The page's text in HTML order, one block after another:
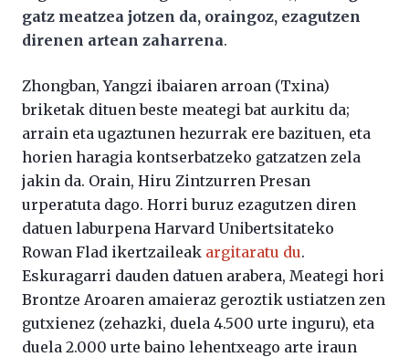
gatz meatzea jotzen da, oraingoz, ezagutzen
direnen artean zaharrena.
Zhongban, Yangzi ibaiaren arroan (Txina)
briketak dituen beste meategi bat aurkitu da;
arrain eta ugaztunen hezurrak ere bazituen, eta
horien haragia kontserbatzeko gatzatzen zela
jakin da. Orain, Hiru Zintzurren Presan
urperatuta dago. Horri buruz ezagutzen diren
datuen laburpena Harvard Unibertsitateko
Rowan Flad ikertzaileak argitaratu du.
Eskuragarri dauden datuen arabera, Meategi hori
Brontze Aroaren amaieraz geroztik ustiatzen zen
gutxienez (zehazki, duela 4.500 urte inguru), eta
duela 2.000 urte baino lehentxeago arte iraun